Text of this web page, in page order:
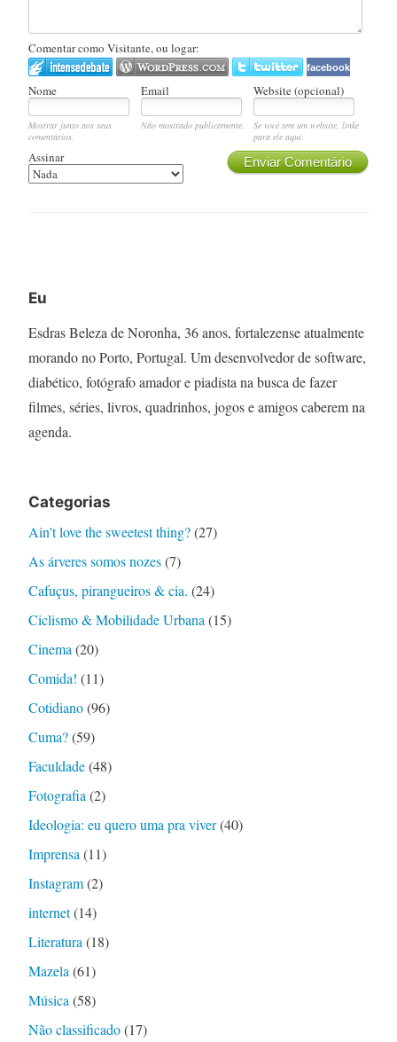
Comentar como Visitante, ou logar:
facebook
Nome Email Website (opcional)
Mostrar junto aos seus
comentários.
Não mostrado publicamente.
Se você tem um website, linke
para ele aqui.
Enviar Comentário
Assinar
Eu
Esdras Beleza de Noronha, 36 anos, fortalezense atualmente
morando no Porto, Portugal. Um desenvolvedor de software,
diabético, fotógrafo amador e piadista na busca de fazer
filmes, séries, livros, quadrinhos, jogos e amigos caberem na
agenda.
Categorias
Ain't love the sweetest thing?(27)
As árveres somos nozes(7)
Cafuçus, pirangueiros & cia. (24)
Ciclismo & Mobilidade Urbana (15)
Cinema (20)
Comida! (11)
Cotidiano(96)
Cuma?(59)
Faculdade(48)
Fotografia (2)
Ideologia: eu quero uma pra viver(40)
Imprensa (11)
Instagram(2)
internet(14)
Literatura (18)
Mazela (61)
Música (58)
Não classificado(17)